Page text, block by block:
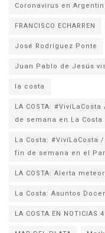
Coronavirus en
FRANCISCO ECHARREN
José Rodríguez Ponte
la costa
LA COSTA:
de semana en La Costa
La Costa:
fin de semana en el
LA COSTA: Alerta
La Costa: Asuntos
LA COSTA EN NOTICIAS